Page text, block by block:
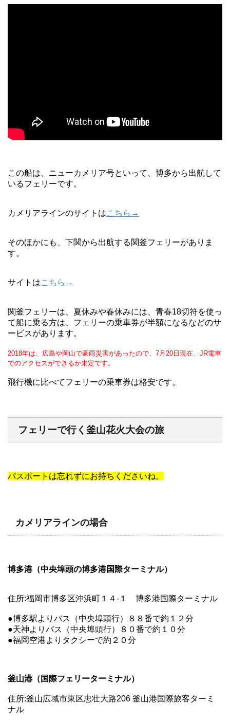
この船は、ニューカメリア号といって、博多から出航して
いるフェリーです。
カメリアラインのサイトはこちら→
そのほかにも、下関から出航する関釜フェリーがありま
す。
サイトはこちら→
関釜フェリーは、夏休みや春休みには、青春18切符を使っ
て船に乗る方は、フェリーの乗車券が半額になるなどのサ
ービスがあります。
2018年は、広島や岡山で豪雨災害があったので、7月20日現在、JR電車
でのアクセスができるか未定です。
飛行機に比べてフェリーの乗車券は格安です。
フェリーで行く釜山花火大会の旅
パスポートは忘れずにお持ちくださいね。
カメリアラインの場合
博多港（中央埠頭の博多港国際ターミナル）
住所:福岡市博多区沖浜町１４‐１ 博多港国際ターミナル
●博多駅よりバス（中央埠頭行）８８番で約１２分
●天神よりバス（中央埠頭行）８０番で約１０分
●福岡空港よりタクシーで約２０分
釜山港（国際フェリーターミナル）
住所:釜山広域市東区忠壮大路206 釜山港国際旅客ターミ
ナル